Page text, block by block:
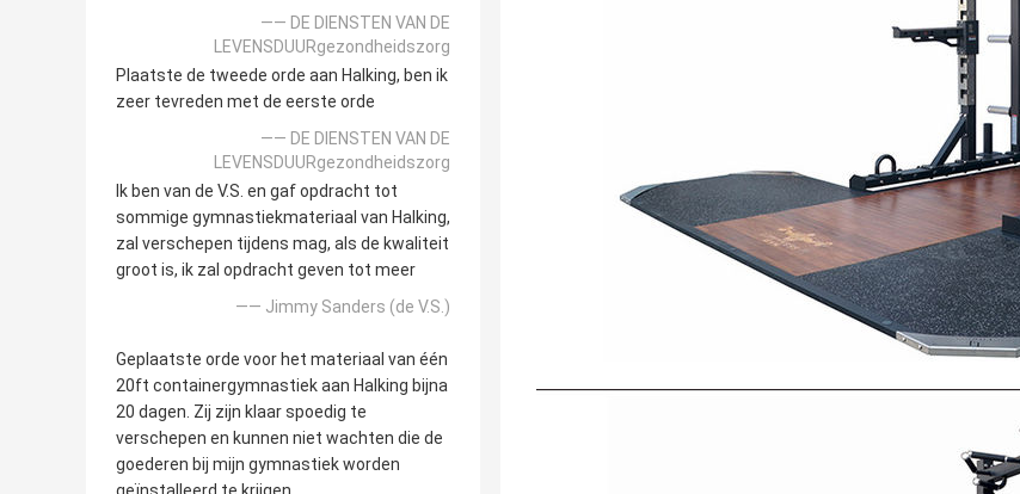
—— DE DIENSTEN VAN DE
LEVENSDUURgezondheidszorg
Plaatste de tweede orde aan Halking, ben ik
zeer tevreden met de eerste orde
—— DE DIENSTEN VAN DE
LEVENSDUURgezondheidszorg
Ik ben van de V.S. en gaf opdracht tot
sommige gymnastiekmateriaal van Halking,
zal verschepen tijdens mag, als de kwaliteit
groot is, ik zal opdracht geven tot meer
—— Jimmy Sanders (de V.S.)
Geplaatste orde voor het materiaal van één
20ft containergymnastiek aan Halking bijna
20 dagen. Zij zijn klaar spoedig te
verschepen en kunnen niet wachten die de
goederen bij mijn gymnastiek worden